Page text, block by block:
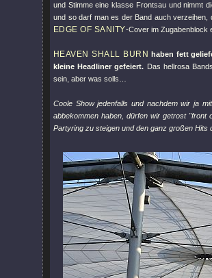
und Stimme eine klasse Frontsau und nimmt
und so darf man es der Band auch
EDGE OF SANITY-Cover im Zugabenblock
HEAVEN SHALL BURN haben fett
kleine Headliner gefeiert. Das hellrosa
sein, aber was solls…
Coole Show jedenfalls und nachdem wir ja
abbekommen haben, dürfen wir getrost "front
Partyring zu steigen und den ganz großen Hits